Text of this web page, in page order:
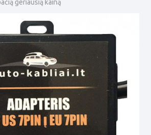
geriausią kainą